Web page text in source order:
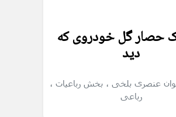
حصار گل خودروی که
دید
عنصری بلخی ، بخش رباعیات ،
رباعی